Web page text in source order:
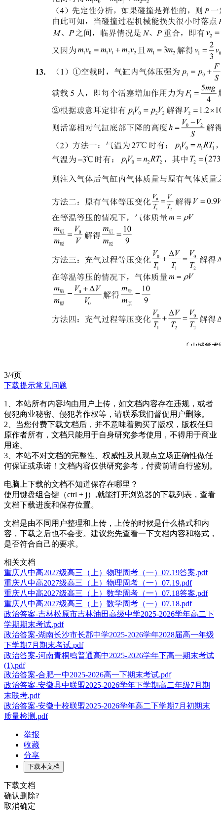
3/4页
下载提示常见问题
1、本站所有内容均由用户上传，如文档内容存在违规，或者
侵犯商业秘密、侵犯著作权等，请联系我们督促用户删除。
2、当您付费下载文档后，并不意味着购买了版权，版权任归
原作者所有，文档只能用于自身研究参考使用，不得用于商业
用途。
3、本站不对文档的完整性、权威性及其观点立场正确性做任
何保证或承诺！文档内容仅供研究参考，付费前请自行鉴别。
电脑上下载的文档不知道保存在哪里？
使用键盘组合键（ctrl + j）,就能打开浏览器的下载列表，查看
文档下载进度和保存位置。
文档是由不同用户整理和上传，上传的时候是什么格式和内
容，下载之后也不会变。建议您先查看一下文档内容和格式，
是否符合自己的要求。
相关文档
重庆八中高2027级高三（上）物理周考（一）07.19答案.pdf
重庆八中高2027级高三（上）物理周考（一）07.19.pdf
重庆八中高2027级高三（上）数学周考（一）07.18答案.pdf
重庆八中高2027级高三（上）数学周考（一）07.18.pdf
政治答案-吉林松原市吉林油田高级中学2025-2026学年高二下
学期期末考试.pdf
政治答案-湖南长沙市长郡中学2025-2026学年2028届高一年级
下学期7月期末考试.pdf
政治答案-河南青桐鸣普通高中2025-2026学年下高一期末考试
(1).pdf
政治答案-合肥一中2025-2026高一下期末考试.pdf
政治答案-安徽县中联盟2025-2026学年下学期高二年级7月期
末联考.pdf
政治答案-安徽十校联盟2025-2026学年高二下学期7月初期末
质量检测.pdf
举报
收藏
分享
下载本文档
下载文档
确认删除?
取消确定